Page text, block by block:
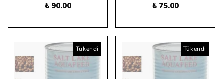
₺ 90.00 ₺ 75.00
Tükendi Tükendi